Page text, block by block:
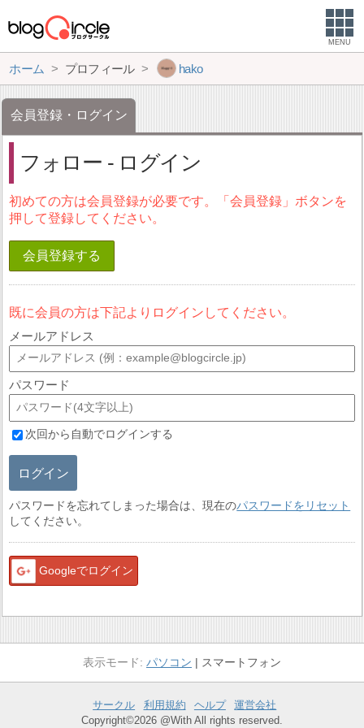
MENU
ホーム プロフィール hako
会員登録・ログイン
フォロー - ログイン
初めての方は会員登録が必要です。「会員登録」ボタンを
押して登録してください。
会員登録する
既に会員の方は下記よりログインしてください。
メールアドレス
パスワード
次回から自動でログインする
ログイン
パスワードを忘れてしまった場合は、現在のパスワードをリセット
してください。
Googleでログイン
パソコン スマートフォン
サークル 利用規約 ヘルプ
運営会社
Copyright©2026 @With All rights reserved.